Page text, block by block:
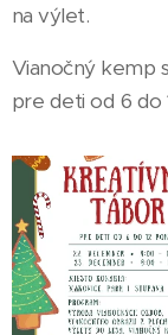
na výlet.
Vianočný kemp
pre deti od 6 do